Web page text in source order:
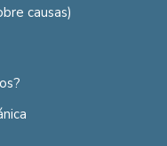
causas)